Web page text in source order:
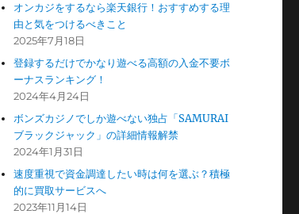
オンカジをするなら楽天銀行！おすすめする理
由と気をつけるべきこと
2025年7月18日
登録するだけでかなり遊べる高額の入金不要ボ
ーナスランキング！
2024年4月24日
ボンズカジノでしか遊べない独占「SAMURAI
ブラックジャック」の詳細情報解禁
2024年1月31日
速度重視で資金調達したい時は何を選ぶ？積極
的に買取サービスへ
2023年11月14日